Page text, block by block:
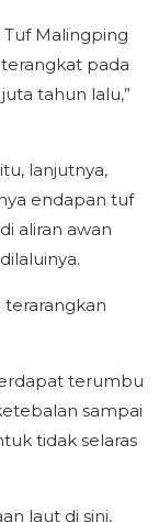
Malingping
pada
tahun lalu,”
lanjutnya,
endapan tuf
aliran awan
terumbu
sampai
tidak selaras
laut di sini,